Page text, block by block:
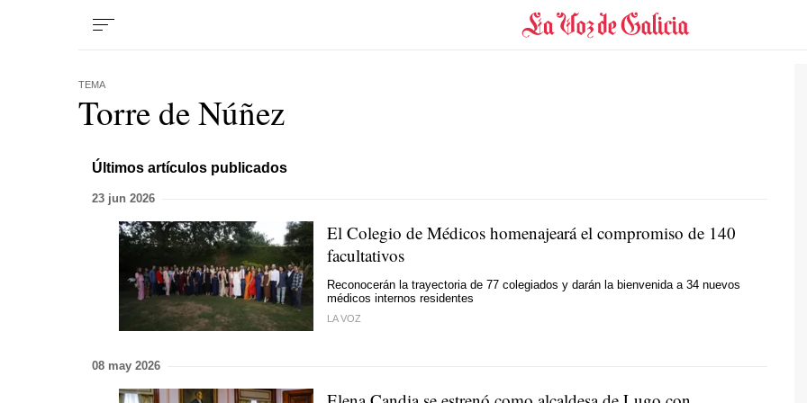
TEMA
Torre de Núñez
Últimos artículos publicados
23 jun 2026
El Colegio de Médicos homenajeará el compromiso de 140
facultativos
Reconocerán la trayectoria de 77 colegiados y darán la bienvenida a 34 nuevos
médicos internos residentes
LA VOZ
08 may 2026